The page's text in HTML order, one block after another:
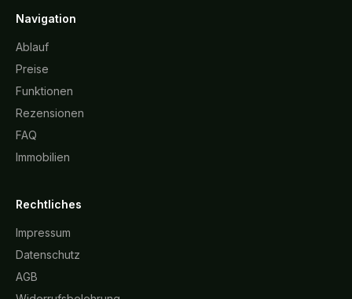
Navigation
Ablauf
Preise
Funktionen
Rezensionen
FAQ
Immobilien
Rechtliches
Impressum
Datenschutz
AGB